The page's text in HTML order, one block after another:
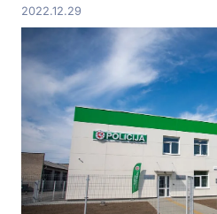
2022.12.29